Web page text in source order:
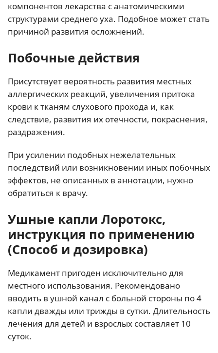
компонентов лекарства с анатомическими
структурами среднего уха. Подобное может стать
причиной развития осложнений.
Побочные действия
Присутствует вероятность развития местных
аллергических реакций, увеличения притока
крови к тканям слухового прохода и, как
следствие, развития их отечности, покраснения,
раздражения.
При усилении подобных нежелательных
последствий или возникновении иных побочных
эффектов, не описанных в аннотации, нужно
обратиться к врачу.
Ушные капли Лоротокс,
инструкция по применению
(Способ и дозировка)
Медикамент пригоден исключительно для
местного использования. Рекомендовано
вводить в ушной канал с больной стороны по 4
капли дважды или трижды в сутки. Длительность
лечения для детей и взрослых составляет 10
суток.